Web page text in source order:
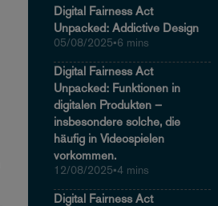
Digital Fairness Act
Unpacked: Addictive Design
05/08/2025•6 mins
Digital Fairness Act
Unpacked: Funktionen in
digitalen Produkten –
insbesondere solche, die
häufig in Videospielen
vorkommen.
12/08/2025•4 mins
Digital Fairness Act